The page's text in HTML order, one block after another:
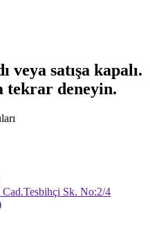
satışa kapalı.
tekrar deneyin.
Cad.Tesbihçi Sk. No:2/4